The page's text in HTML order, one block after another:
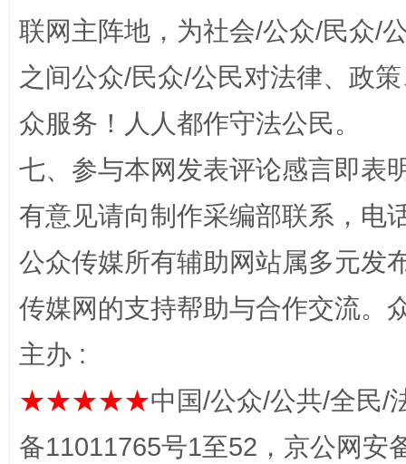
“蜀中异人”王建安的艺术幻境
完善运行机制助力责任有效落实 一纸欠
联网主阵地，为社会/公众/民众/
之间公众/民众/公民对法律、政
众服务！人人都作守法公民。
七、参与本网发表评论感言即表
有意见请向制作采编部联系，电
公众传媒所有辅助网站属多元发
传媒网的支持帮助与合作交流。
主办 :
★★★★★中国/公众/公共/全民/
备11011765号1至52，京公网安